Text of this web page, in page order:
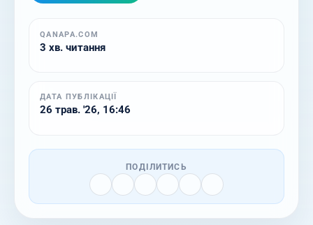
QANAPA.COM
3 хв. читання
ДАТА ПУБЛІКАЦІЇ
26 трав. '26, 16:46
ПОДІЛИТИСЬ